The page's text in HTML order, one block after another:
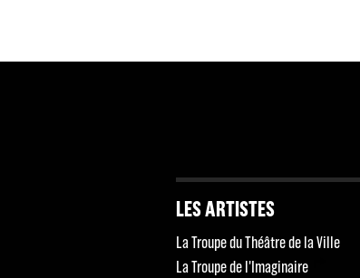
LES ARTISTES
La Troupe du Théâtre de la Ville
La Troupe de l'Imaginaire